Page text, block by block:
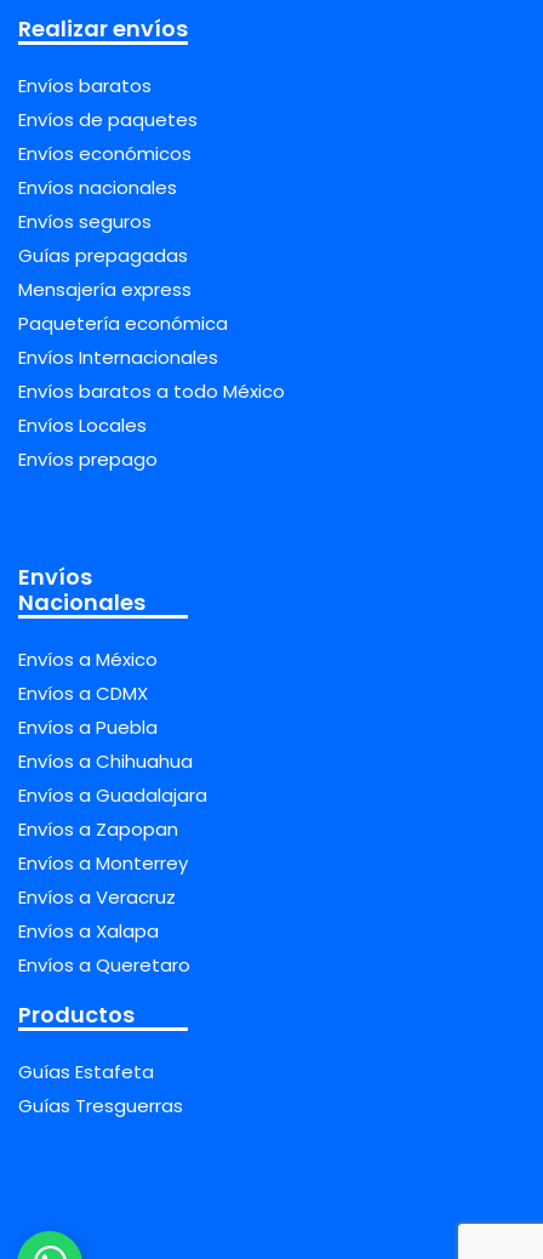
Realizar envíos
Envíos baratos
Envíos de paquetes
Envíos económicos
Envíos nacionales
Envíos seguros
Guías prepagadas
Mensajería express
Paquetería económica
Envíos Internacionales
Envíos baratos a todo México
Envíos Locales
Envíos prepago
Envíos
Nacionales
Envíos a México
Envíos a CDMX
Envíos a Puebla
Envíos a Chihuahua
Envíos a Guadalajara
Envíos a Zapopan
Envíos a Monterrey
Envíos a Veracruz
Envíos a Xalapa
Envíos a Queretaro
Productos
Guías Estafeta
Guías Tresguerras